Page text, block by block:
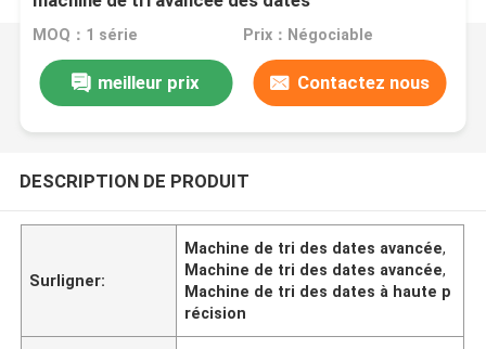
MOQ：1 série Prix：Négociable
meilleur prix Contactez nous
DESCRIPTION DE PRODUIT
Surligner:
Machine de tri des dates avancée,
Machine de tri des dates avancée,
Machine de tri des dates à haute p
récision